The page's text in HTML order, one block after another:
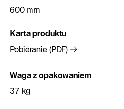
600 mm
Karta produktu
Pobieranie (PDF)
Waga z opakowaniem
37 kg